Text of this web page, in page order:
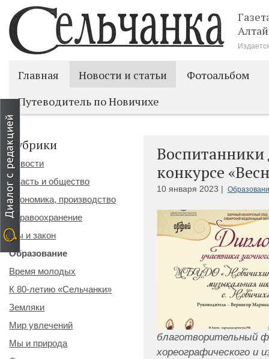
Главная Новости и статьи
Фотоальбом
Путеводитель по Новичихе
конкурсе
10 января 2023 |
благотворительный
хореографического и
Рубрики
Новости
Власть и общество
Экономика, производство
Здравоохранение
Мы и закон
Образование
Время молодых
К 80-летию «Сельчанки»
Земляки
Мир увлечений
Мы и природа